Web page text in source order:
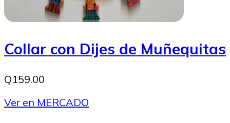
Collar con Dijes de Muñequitas
Q159.00
Ver en MERCADO